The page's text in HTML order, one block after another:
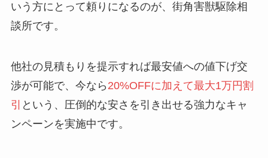
いう方にとって頼りになるのが、街角害獣駆除相
談所です。
他社の見積もりを提示すれば最安値への値下げ交
渉が可能で、今なら 20%OFFに加えて最大1万円割
引 という、圧倒的な安さを引き出せる強力なキャ
ンペーンを実施中です。